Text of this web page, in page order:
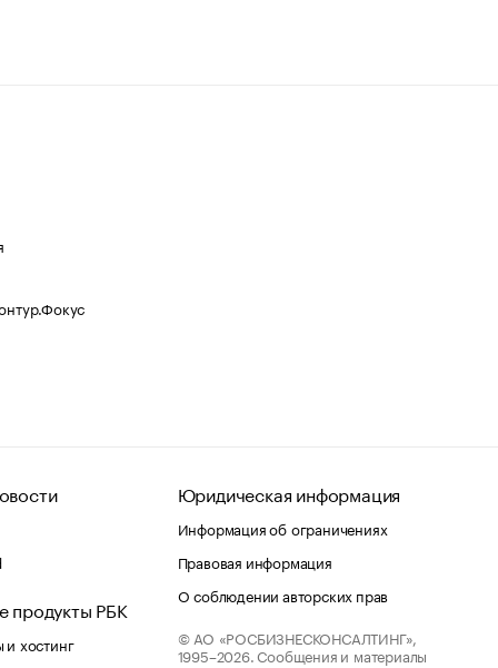
продукты РБК
хостинг
Юридическая информация
Информация об ограничениях
Правовая информация
О соблюдении авторских прав
© АО «РОСБИЗНЕСКОНСАЛТИНГ»,
1995–2026. Сообщения и материалы